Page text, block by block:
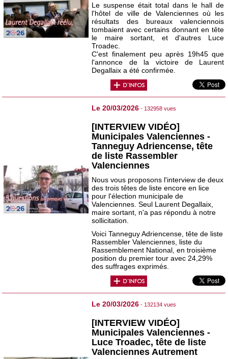
Le suspense était total dans le hall de
l'hôtel de ville de Valenciennes où les
résultats des bureaux valenciennois
tombaient avec certains donnant en tête
le maire sortant, et d'autres Luce
Troadec.
C'est finalement peu après 19h45 que
l'annonce de la victoire de Laurent
Degallaix a été confirmée.
Le 20/03/2026 - 132958 vues
[INTERVIEW VIDÉO]
Municipales Valenciennes -
Tanneguy Adriencense, tête
de liste Rassembler
Valenciennes
Nous vous proposons l'interview de deux
des trois têtes de liste encore en lice
pour l'élection municipale de
Valenciennes. Seul Laurent Degallaix,
maire sortant, n'a pas répondu à notre
sollicitation.
Voici Tanneguy Adriencense, tête de liste
Rassembler Valenciennes, liste du
Rassemblement National, en troisième
position du premier tour avec 24,29%
des suffrages exprimés.
Le 20/03/2026 - 132134 vues
[INTERVIEW VIDÉO]
Municipales Valenciennes -
Luce Troadec, tête de liste
Valenciennes Autrement